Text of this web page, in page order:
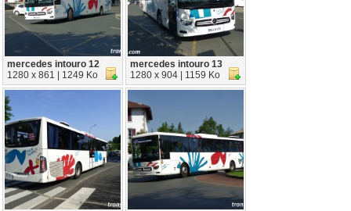
mercedes intouro 12
1280 x 861 | 1249 Ko
mercedes intouro 13
1280 x 904 | 1159 Ko